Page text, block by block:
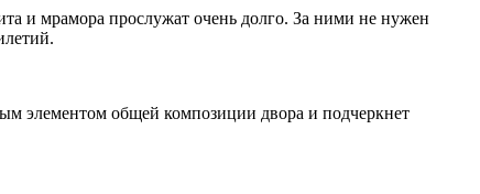
и мрамора прослужат очень долго. За ними не нужен
элементом общей композиции двора и подчеркнет